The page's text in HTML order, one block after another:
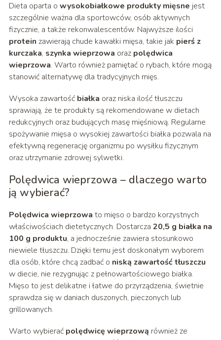
Dieta oparta o wysokobiałkowe produkty mięsne jest
szczególnie ważna dla sportowców, osób aktywnych
fizycznie, a także rekonwalescentów. Najwyższe ilości
protein zawierają chude kawałki mięsa, takie jak pierś z
kurczaka, szynka wieprzowa oraz polędwica
wieprzowa. Warto również pamiętać o rybach, które mogą
stanowić alternatywę dla tradycyjnych mięs.
Wysoka zawartość białka oraz niska ilość tłuszczu
sprawiają, że te produkty są rekomendowane w dietach
redukcyjnych oraz budujących masę mięśniową. Regularne
spożywanie mięsa o wysokiej zawartości białka pozwala na
efektywną regenerację organizmu po wysiłku fizycznym
oraz utrzymanie zdrowej sylwetki.
Polędwica wieprzowa – dlaczego warto
ją wybierać?
Polędwica wieprzowa to mięso o bardzo korzystnych
właściwościach dietetycznych. Dostarcza 20,5 g białka na
100 g produktu, a jednocześnie zawiera stosunkowo
niewiele tłuszczu. Dzięki temu jest doskonałym wyborem
dla osób, które chcą zadbać o niską zawartość tłuszczu
w diecie, nie rezygnując z pełnowartościowego białka.
Mięso to jest delikatne i łatwe do przyrządzenia, świetnie
sprawdza się w daniach duszonych, pieczonych lub
grillowanych.
Warto wybierać polędwicę wieprzową również ze